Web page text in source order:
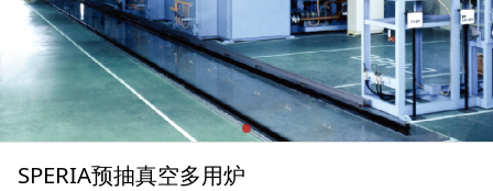
SPERIA预抽真空多用炉